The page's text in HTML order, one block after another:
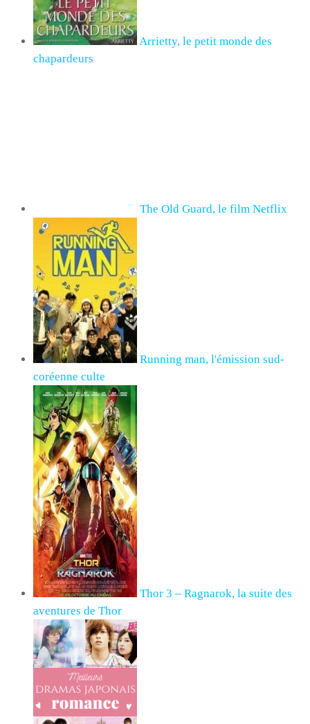
Arrietty, le petit monde des
chapardeurs
The Old Guard, le film Netflix
Running man, l'émission sud-
coréenne culte
Thor 3 – Ragnarok, la suite des
aventures de Thor